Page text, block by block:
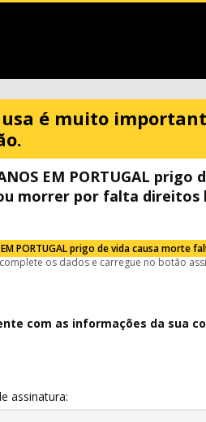
é muito
EM PORTUGAL
morrer por falta direitos
EM PORTUGAL prigo de vida causa morte
os dados e carregue no botão
com as informações da sua
assinatura: